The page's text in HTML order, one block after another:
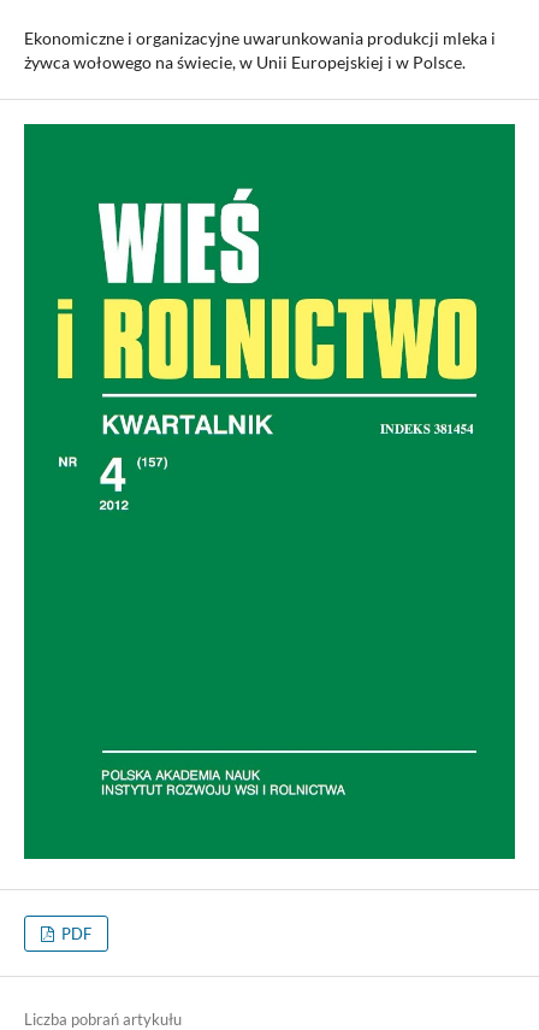
Ekonomiczne i organizacyjne uwarunkowania produkcji mleka i
żywca wołowego na świecie, w Unii Europejskiej i w Polsce.
PDF
Liczba pobrań artykułu